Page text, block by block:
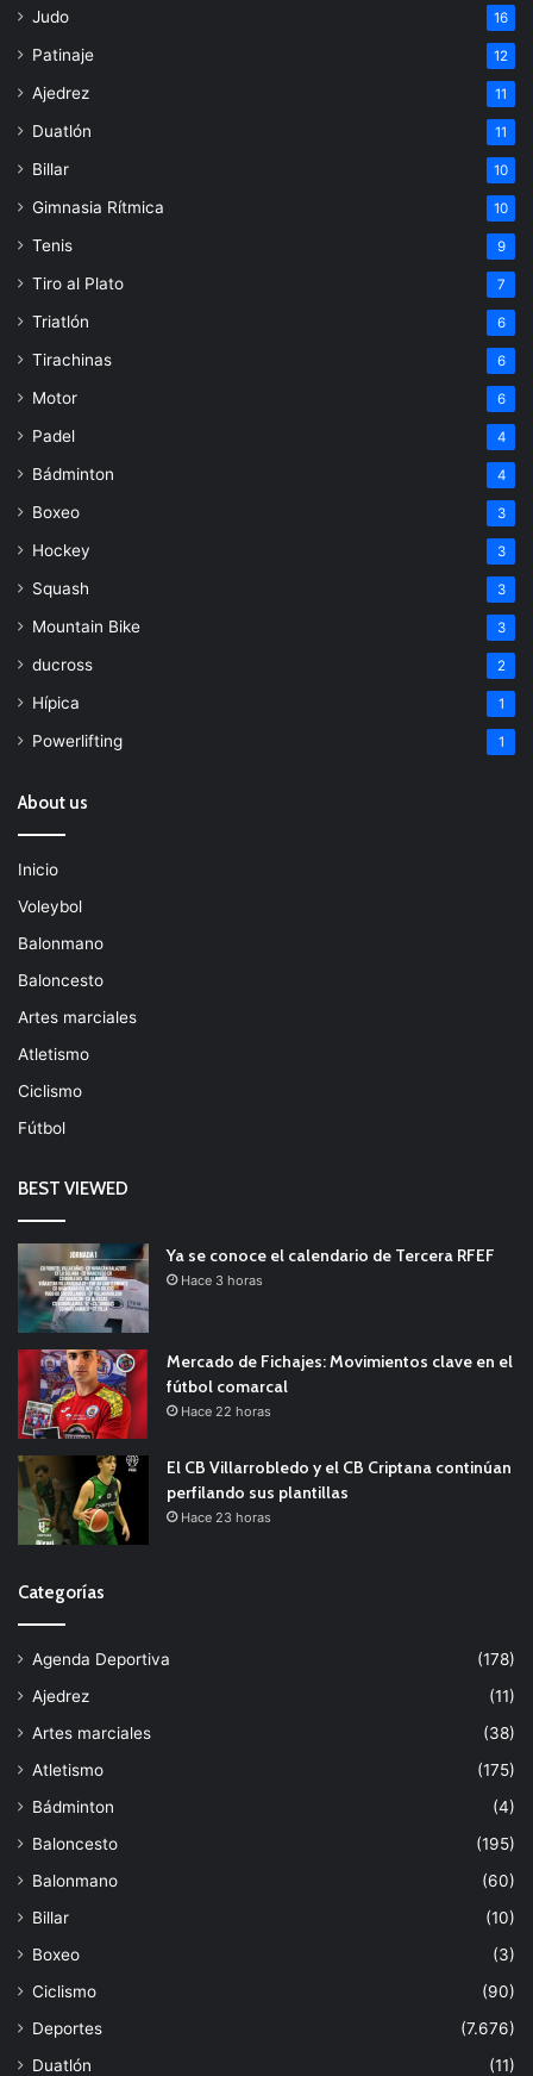
Judo 16
Patinaje 12
Ajedrez 11
Duatlón 11
Billar 10
Gimnasia Rítmica 10
Tenis 9
Tiro al Plato 7
Triatlón 6
Tirachinas 6
Motor 6
Padel 4
Bádminton 4
Boxeo 3
Hockey 3
Squash 3
Mountain Bike 3
ducross 2
Hípica 1
Powerlifting 1
About us
Inicio
Voleybol
Balonmano
Baloncesto
Artes marciales
Atletismo
Ciclismo
Fútbol
BEST VIEWED
Ya se conoce el calendario de Tercera RFEF
Hace 3 horas
Mercado de Fichajes: Movimientos clave en el
fútbol comarcal
Hace 22 horas
El CB Villarrobledo y el CB Criptana continúan
perfilando sus plantillas
Hace 23 horas
Categorías
Agenda Deportiva
(178)
Ajedrez
(11)
Artes marciales
(38)
Atletismo
(175)
Bádminton
(4)
Baloncesto
(195)
Balonmano
(60)
Billar
(10)
Boxeo
(3)
Ciclismo
(90)
Deportes
(7.676)
Duatlón
(11)